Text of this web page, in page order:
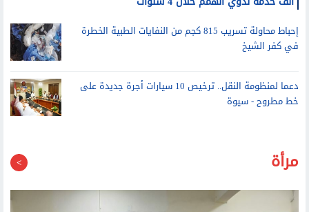
إحباط محاولة تسريب 815 كجم من النفايات الطبية الخطرة
في كفر الشيخ
دعما لمنظومة النقل.. ترخيص 10 سيارات أجرة جديدة على
خط مطروح - سيوة
مرأة